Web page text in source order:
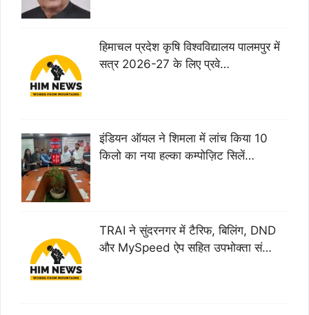
हिमाचल प्रदेश कृषि विश्वविद्यालय पालमपुर में
सत्र 2026-27 के लिए प्रवे…
इंडियन ऑयल ने शिमला में लांच किया 10
किलो का नया हल्का कम्पोज़िट सिलें…
TRAI ने सुंदरनगर में टैरिफ, बिलिंग, DND
और MySpeed ऐप सहित उपभोक्ता सं…